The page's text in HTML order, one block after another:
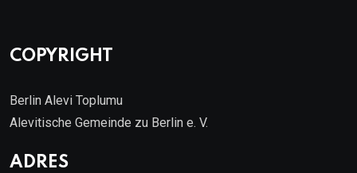
COPYRIGHT
Berlin Alevi Toplumu
Alevitische Gemeinde zu Berlin e. V.
ADRES